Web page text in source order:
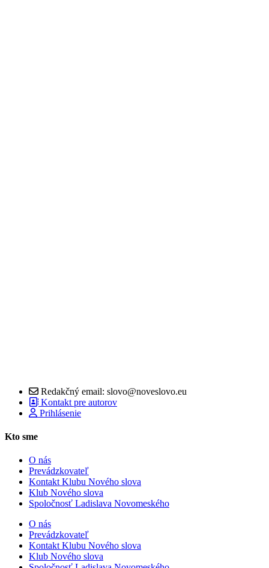
Redakčný email: slovo@noveslovo.eu
Kontakt pre autorov
Prihlásenie
Kto sme
O nás
Prevádzkovateľ
Kontakt Klubu Nového slova
Klub Nového slova
Spoločnosť Ladislava Novomeského
O nás
Prevádzkovateľ
Kontakt Klubu Nového slova
Klub Nového slova